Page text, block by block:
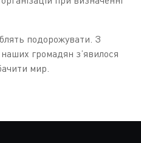
подорожувати. З
громадян з’явилося
мир.
КУРС